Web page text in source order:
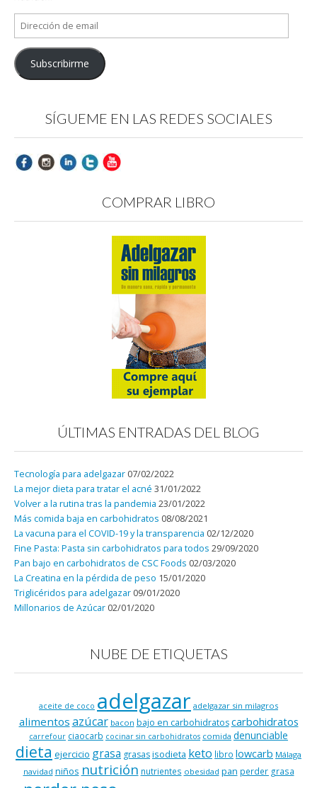
Dirección
de
email
Subscribirme
SÍGUEME EN LAS REDES SOCIALES
COMPRAR LIBRO
ÚLTIMAS ENTRADAS DEL BLOG
Tecnología para adelgazar 07/02/2022
La mejor dieta para tratar el acné 31/01/2022
Volver a la rutina tras la pandemia 23/01/2022
Más comida baja en carbohidratos 08/08/2021
La vacuna para el COVID-19 y la transparencia 02/12/2020
Fine Pasta: Pasta sin carbohidratos para todos 29/09/2020
Pan bajo en carbohidratos de CSC Foods 02/03/2020
La Creatina en la pérdida de peso 15/01/2020
Triglicéridos para adelgazar 09/01/2020
Millonarios de Azúcar 02/01/2020
NUBE DE ETIQUETAS
aceite de coco adelgazar adelgazar sin milagros
alimentos azúcar bacon bajo en carbohidratos carbohidratos
carrefour ciaocarb cocinar sin carbohidratos comida denunciable
dieta ejercicio grasa grasasisodieta keto libro lowcarb Málaga
navidad niños nutrición nutrientes obesidad pan perder grasa